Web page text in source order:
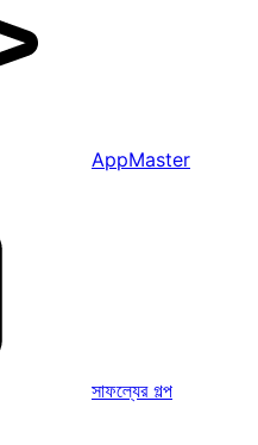
AppMaster
সাফল্যের গল্প